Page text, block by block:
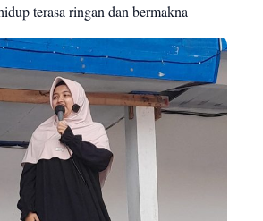
terasa ringan dan bermakna